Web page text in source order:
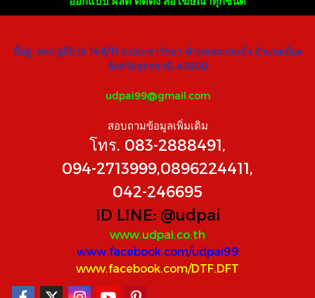
ที่อยู่ หจก.ยูดีป้าย 148/11 ถ.ประชารักษา ตำบลหมากแข้ง อำเภอเมือง
จังหวัดอุดรธานี 41000
udpai99@gmail.com
สอบถามข้อมูลเพิ่มเติม
โทร. 083-2888491,
094-2713999,0896224411,
042-246695
ID LINE: @udpai
www.udpai.co.th
www.facebook.com/udpai99
www.facebook.com/DTF.DFT